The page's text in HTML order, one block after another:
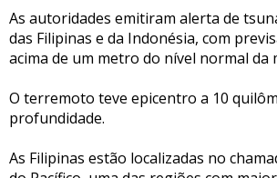
As autoridades emitiram alerta de
das Filipinas e da Indonésia, com
acima de um metro do nível normal da
O terremoto teve epicentro a 10
profundidade.
As Filipinas estão localizadas no